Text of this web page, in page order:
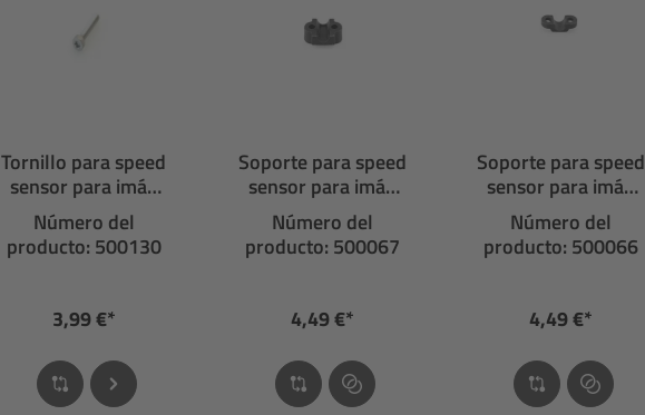
Tornillo para speed
sensor para imán
de disco de freno
Número del
producto: 500130
3,99 €*
Soporte para speed
sensor para imán
de disco de freno
rectangular
Número del
producto: 500067
4,49 €*
Soporte para speed
sensor para imán
de disco de freno
rectangular
Número del
producto: 500066
4,49 €*